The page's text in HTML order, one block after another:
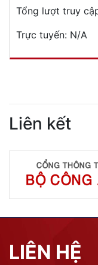
Tổng lượt truy
Trực tuyến: N/A
Liên kết
LIÊN HỆ